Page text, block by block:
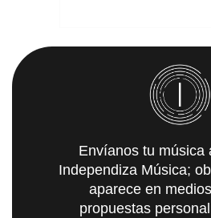
Envíanos tu música
Independiza Música;
aparece en
propuestas